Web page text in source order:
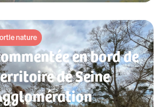
nature
en bord de
de Seine